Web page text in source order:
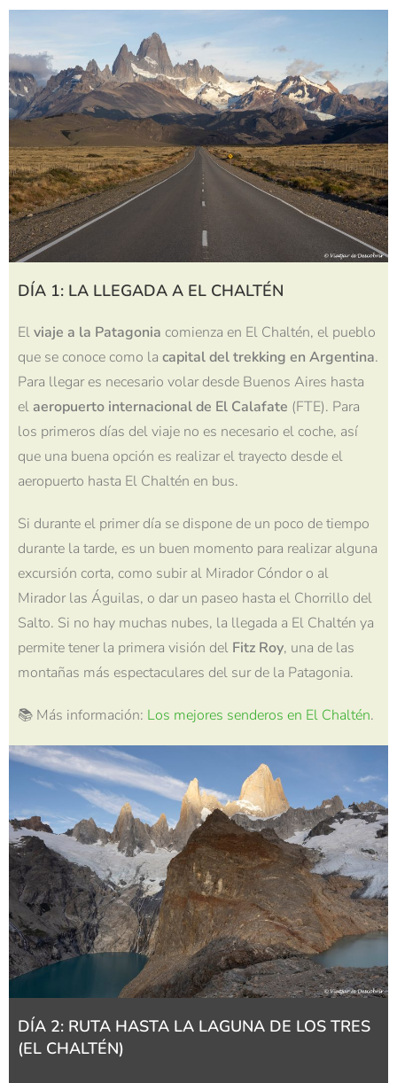
DÍA 1: LA LLEGADA A EL CHALTÉN
Elviaje a la Patagonia comienza en El Chaltén, el pueblo
que se conoce como la capital del trekking en Argentina.
Para llegar es necesario volar desde Buenos Aires hasta
el aeropuerto internacional de El Calafate (FTE). Para
los primeros días del viaje no es necesario el coche, así
que una buena opción es realizar el trayecto desde el
aeropuerto hasta El Chaltén en bus.
Si durante el primer día se dispone de un poco de tiempo
durante la tarde, es un buen momento para realizar alguna
excursión corta, como subir al Mirador Cóndor o al
Mirador las Águilas, o dar un paseo hasta el Chorrillo del
Salto. Si no hay muchas nubes, la llegada a El Chaltén ya
permite tener la primera visión del Fitz Roy, una de las
montañas más espectaculares del sur de la Patagonia.
📚 Más información: Los mejores senderos en El Chaltén.
DÍA 2: RUTA HASTA LA LAGUNA DE LOS TRES
(EL CHALTÉN)